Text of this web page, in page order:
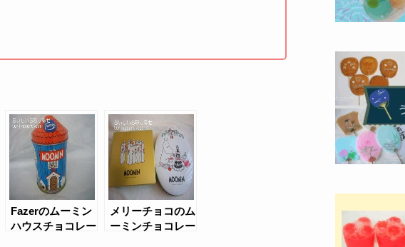
Fazerのムーミン
ハウスチョコレー
メリーチョコのム
ーミンチョコレー